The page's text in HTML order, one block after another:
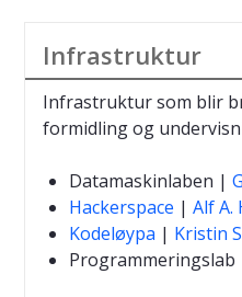
Infrastruktur
Infrastruktur som blir
formidling og
Datamaskinlaben |
Hackerspace | Alf A.
Kodeløypa | Kristin
Programmeringslab